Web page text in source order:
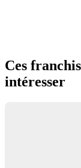
Ces
intéresser